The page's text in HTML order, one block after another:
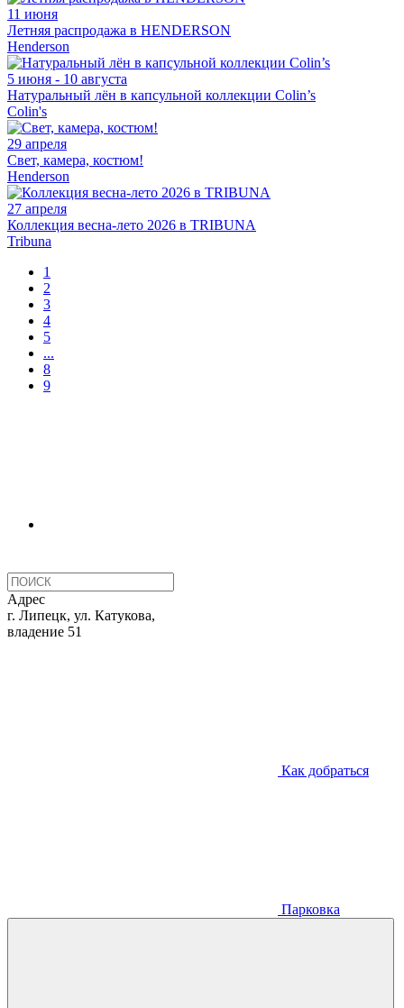
11 июня
Летняя распродажа в HENDERSON
Henderson
5 июня - 10 августа
Натуральный лён в капсульной коллекции Colin’s
Colin's
29 апреля
Свет, камера, костюм!
Henderson
27 апреля
Коллекция весна-лето 2026 в TRIBUNA
Tribuna
1
2
3
4
5
...
8
9
Адрес
г. Липецк, ул. Катукова,
владение 51
Как добраться
Парковка